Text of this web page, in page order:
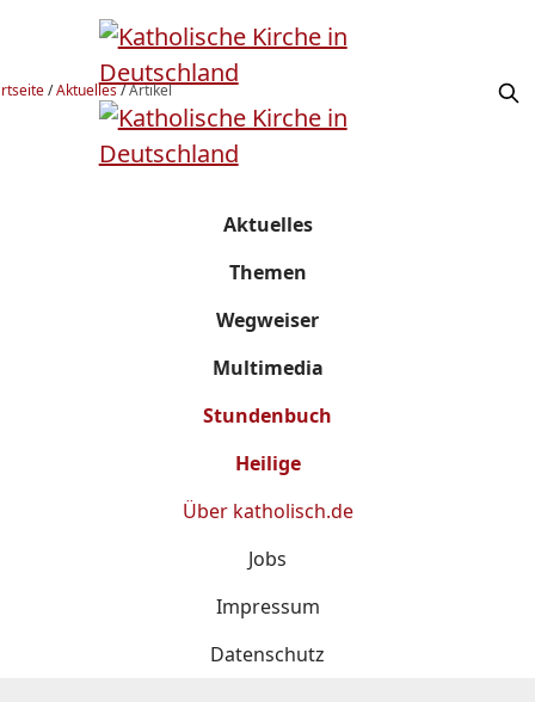
/Aktuelles/Artikel
Aktuelles
Themen
Wegweiser
Multimedia
Stundenbuch
Heilige
Über katholisch.de
Jobs
Impressum
Datenschutz